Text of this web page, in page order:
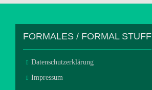
FORMALES / FORMAL STUFF
Datenschutzerklärung
Impressum